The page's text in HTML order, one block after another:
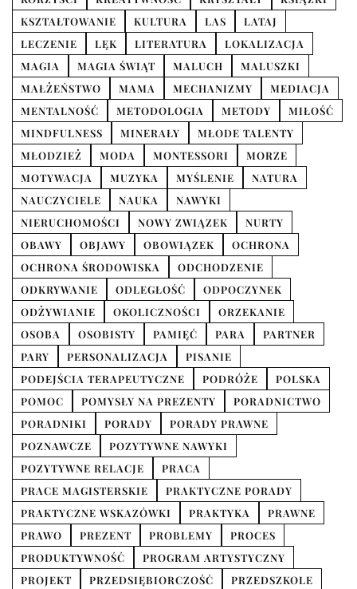
KSZTAŁTOWANIE
KULTURA LAS
LATAJ
LECZENIE
LĘK LITERATURA
LOKALIZACJA
MAGIA
MAGIA ŚWIĄT MALUCH
MALUSZKI
MAŁŻEŃSTWO
MAMA MECHANIZMY
MEDIACJA
MENTALNOŚĆ
METODOLOGIA METODY
MIŁOŚĆ
MINDFULNESS
MINERAŁY
MŁODE TALENTY
MŁODZIEŻ
MODA MONTESSORI
MORZE
MOTYWACJA
MUZYKA MYŚLENIE
NATURA
NAUCZYCIELE
NAUKA
NAWYKI
NIERUCHOMOŚCI
NOWY ZWIĄZEK
NURTY
OBAWY
OBJAWY OBOWIĄZEK
OCHRONA
OCHRONA ŚRODOWISKA
ODCHODZENIE
ODKRYWANIE
ODLEGŁOŚĆ
ODPOCZYNEK
ODŻYWIANIE
OKOLICZNOŚCI
ORZEKANIE
OSOBA
OSOBISTY PAMIĘĆ PARA
PARTNER
PARY
PERSONALIZACJA
PISANIE
PODEJŚCIA TERAPEUTYCZNE
PODRÓŻE
POLSKA
POMOC
POMYSŁY NA PREZENTY
PORADNICTWO
PORADNIKI
PORADY
PORADY PRAWNE
POZNAWCZE
POZYTYWNE NAWYKI
POZYTYWNE RELACJE
PRACA
PRACE MAGISTERSKIE
PRAKTYCZNE PORADY
PRAKTYCZNE WSKAZÓWKI
PRAKTYKA
PRAWNE
PRAWO
PREZENT PROBLEMY
PROCES
PRODUKTYWNOŚĆ
PROGRAM ARTYSTYCZNY
PROJEKT
PRZEDSIĘBIORCZOŚĆ
PRZEDSZKOLE